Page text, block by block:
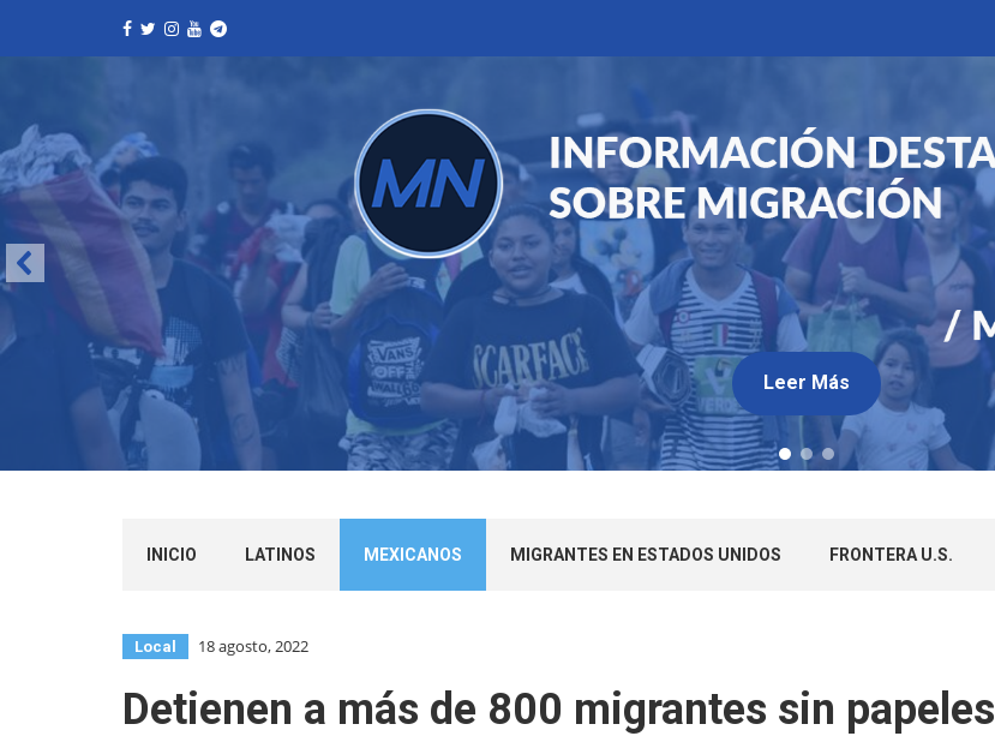
Leer Más
INICIO LATINOS MEXICANOS MIGRANTES EN ESTADOS UNIDOS FRONTERA U.S.
Local 18 agosto, 2022
Detienen a más de 800 migrantes sin papeles